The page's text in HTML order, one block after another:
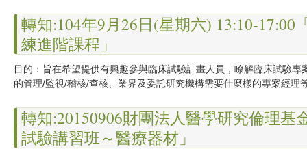
轉知:104年9月26日(星期六) 13:10-
練進階課程」
目的：旨在希望提供有興趣參與臨床試驗計畫人員，瞭解臨床試驗專
的管理/監視/稽核/查核、業界及委託研究機構需要什麼樣的專案經理
轉知:20150906財團法人醫學研究倫理
試驗講習班～醫療器材」